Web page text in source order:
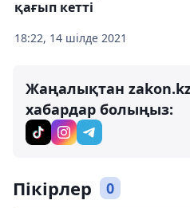
18:22, 14 шілде 2021
қағып кетті
Жаңалықтан
хабардар болыңыз:
Пікірлер 0